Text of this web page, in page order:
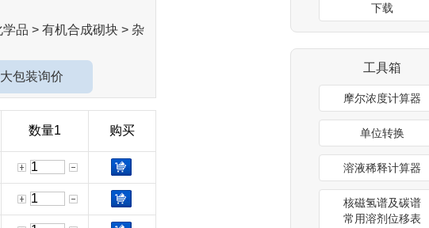
品 > 有机合成砌块 > 杂
包装询价
数量1 购买
下载
工具箱
摩尔浓度计算器
单位转换
溶液稀释计算器
核磁氢谱及碳谱
常用溶剂位移表